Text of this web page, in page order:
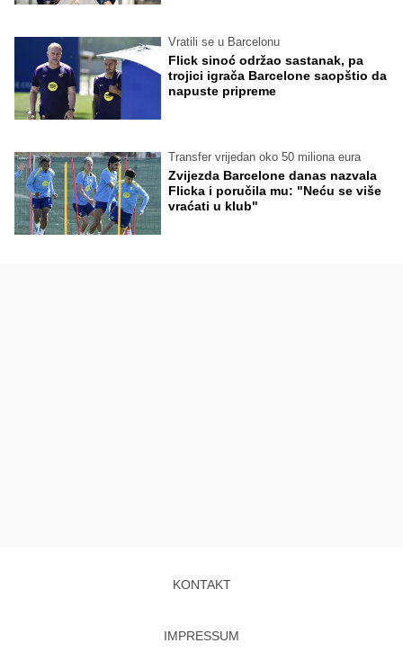
Vratili se u Barcelonu
Flick sinoć održao sastanak, pa
trojici igrača Barcelone saopštio da
napuste pripreme
Transfer vrijedan oko 50 miliona eura
Zvijezda Barcelone danas nazvala
Flicka i poručila mu: "Neću se više
vraćati u klub"
KONTAKT
IMPRESSUM